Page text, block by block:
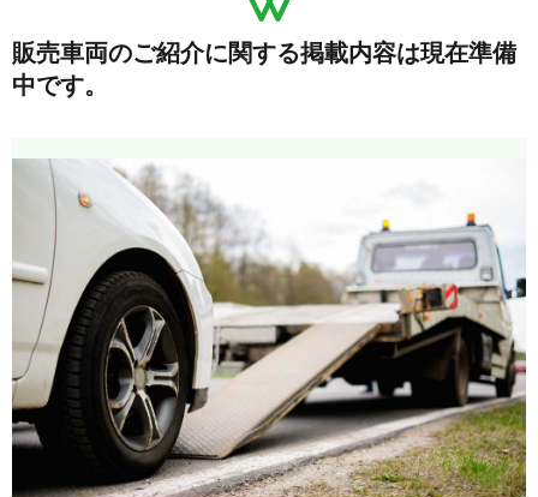
販売車両のご紹介に関する掲載内容は現在準備
中です。